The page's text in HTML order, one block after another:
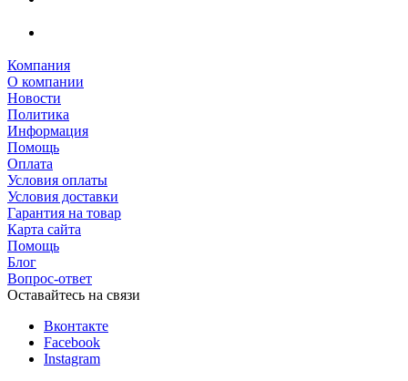
Компания
О компании
Новости
Политика
Информация
Помощь
Оплата
Условия оплаты
Условия доставки
Гарантия на товар
Карта сайта
Помощь
Блог
Вопрос-ответ
Оставайтесь на связи
Вконтакте
Facebook
Instagram